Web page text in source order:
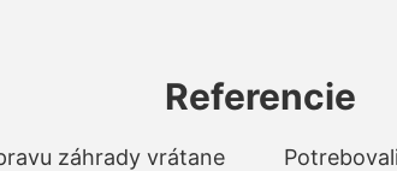
Referencie
záhrady vrátane